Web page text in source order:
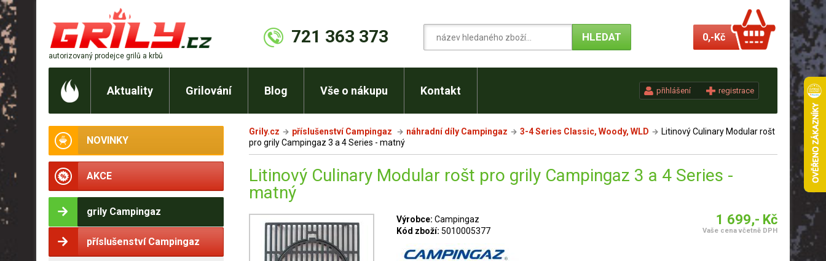
autorizovaný prodejce grilů a krbů
721 363 373 0,-Kč
Aktuality Grilování Blog Vše o nákupu Kontakt přihlášení registrace
NOVINKY
AKCE
grily Campingaz
příslušenství Campingaz
Grily.cz příslušenství Campingaz náhradní díly Campingaz 3-4 Series Classic, Woody, WLD
Litinový Culinary Modular rošt
pro grily Campingaz 3 a 4 Series - matný
Litinový Culinary Modular rošt pro grily Campingaz 3 a 4 Series -
matný
1 699,- Kč
Vaše cena včetně DPH
Výrobce: Campingaz
Kód zboží: 5010005377